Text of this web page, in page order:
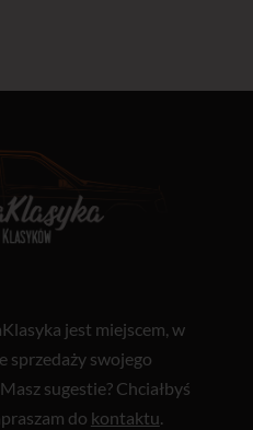
jest miejscem, w
sprzedaży swojego
sugestie? Chciałbyś
do kontaktu.